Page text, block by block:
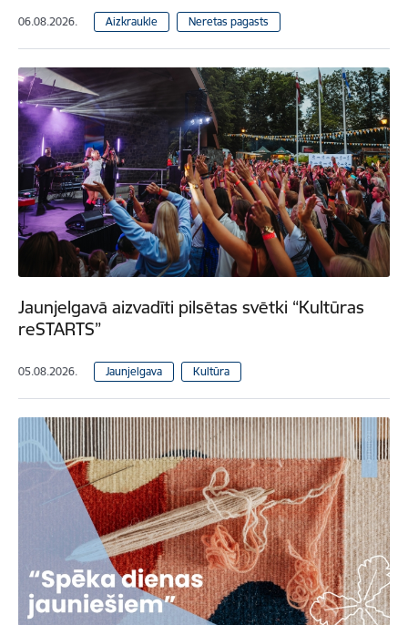
06.08.2026. Aizkraukle Neretas pagasts
Jaunjelgavā aizvadīti pilsētas svētki “Kultūras
reSTARTS”
05.08.2026. Jaunjelgava Kultūra